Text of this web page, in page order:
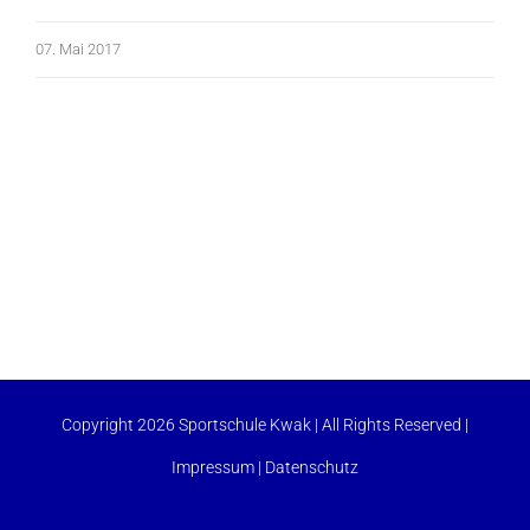
07. Mai 2017
Copyright 2026 Sportschule Kwak | All Rights Reserved |
Impressum | Datenschutz